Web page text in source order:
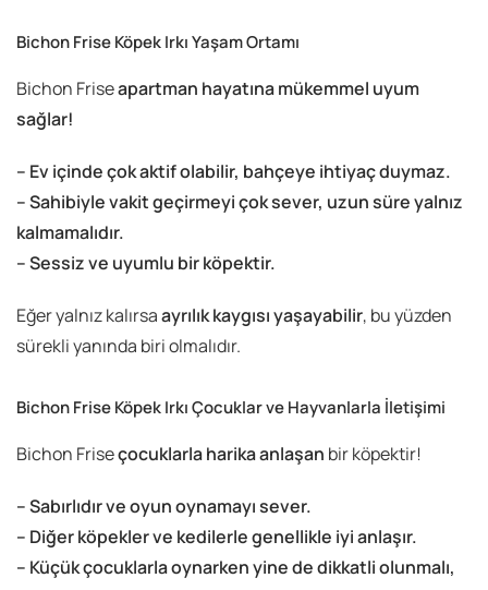
Bichon Frise Köpek Irkı Yaşam Ortamı
Bichon Friseapartman hayatına mükemmel uyum
sağlar!
– Ev içinde çok aktif olabilir, bahçeye ihtiyaç duymaz.
– Sahibiyle vakit geçirmeyi çok sever, uzun süre yalnız
kalmamalıdır.
– Sessiz ve uyumlu bir köpektir.
Eğer yalnız kalırsaayrılık kaygısı yaşayabilir, bu yüzden
sürekli yanında biri olmalıdır.
Bichon Frise Köpek Irkı Çocuklar ve Hayvanlarla İletişimi
Bichon Friseçocuklarla harika anlaşan bir köpektir!
– Sabırlıdır ve oyun oynamayı sever.
– Diğer köpekler ve kedilerle genellikle iyi anlaşır.
– Küçük çocuklarla oynarken yine de dikkatli olunmalı,